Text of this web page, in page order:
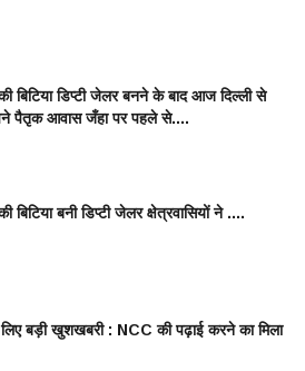
की बिटिया डिप्टी जेलर बनने के बाद आज दिल्ली से
पैतृक आवास जँहा पर पहले से....
बिटिया बनी डिप्टी जेलर क्षेत्रवासियों ने ....
लिए बड़ी खुशखबरी : NCC की पढ़ाई करने का मिला